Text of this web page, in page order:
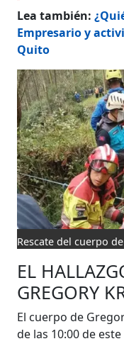
Lea también:
Empresario y
Quito
Rescate del cuerpo
EL
GREGORY
El cuerpo de
de las 10:00 de